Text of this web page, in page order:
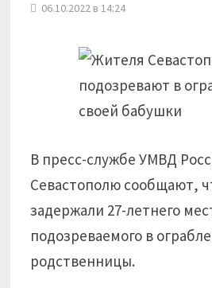
06.10.2022 в 14:24
В пресс-службе УМВД
Севастополю сообщают,
задержали 27-летнего
подозреваемого в
родственницы.